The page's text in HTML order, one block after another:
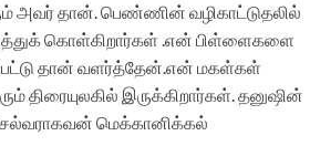
அவர் தான். பெண்ணின் வழிகாட்டுதலில்
கொள்கிறார்கள் .என் பிள்ளைகளை
தான் வளர்த்தேன்.என் மகள்கள்
திரையுலகில் இருக்கிறார்கள். தனுஷின்
மெக்கானிக்கல்